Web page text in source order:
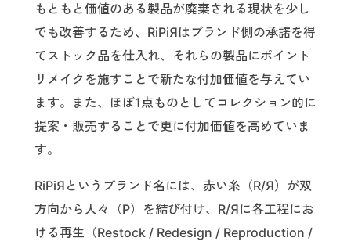
もともと価値のある製品が廃棄される現状を少し
でも改善するため、RiPiЯはブランド側の承諾を得
てストック品を仕入れ、それらの製品にポイント
リメイクを施すことで新たな付加価値を与えてい
ます。また、ほぼ1点ものとしてコレクション的に
提案・販売することで更に付加価値を高めていま
す。
RiPiЯというブランド名には、赤い糸（R/Я）が双
方向から人々（P）を結び付け、R/Яに各工程にお
ける再生（Restock / Redesign / Reproduction /